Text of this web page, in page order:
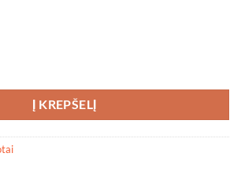
Į KREPŠELĮ